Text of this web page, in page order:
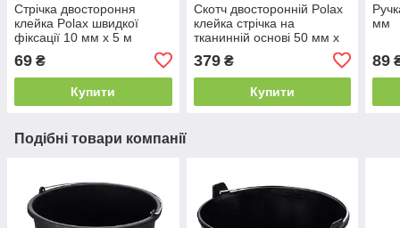
Стрічка двостороння
клейка Polax швидкої
фіксації 10 мм х 5 м
69 ₴
Купити
Скотч двосторонній Polax
клейка стрічка на
тканинній основі 50 мм х
379₴
Купити
мм
89
Подібні товари компанії